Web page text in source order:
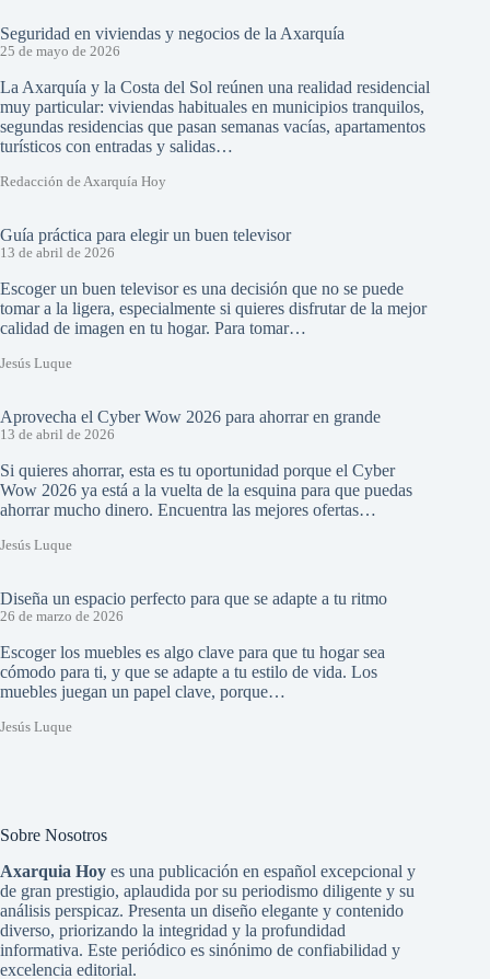
Seguridad en viviendas y negocios de la Axarquía
25 de mayo de 2026
La Axarquía y la Costa del Sol reúnen una realidad residencial
muy particular: viviendas habituales en municipios tranquilos,
segundas residencias que pasan semanas vacías, apartamentos
turísticos con entradas y salidas…
Redacción de Axarquía Hoy
Guía práctica para elegir un buen televisor
13 de abril de 2026
Escoger un buen televisor es una decisión que no se puede
tomar a la ligera, especialmente si quieres disfrutar de la mejor
calidad de imagen en tu hogar. Para tomar…
Jesús Luque
Aprovecha el Cyber Wow 2026 para ahorrar en grande
13 de abril de 2026
Si quieres ahorrar, esta es tu oportunidad porque el Cyber
Wow 2026 ya está a la vuelta de la esquina para que puedas
ahorrar mucho dinero. Encuentra las mejores ofertas…
Jesús Luque
Diseña un espacio perfecto para que se adapte a tu ritmo
26 de marzo de 2026
Escoger los muebles es algo clave para que tu hogar sea
cómodo para ti, y que se adapte a tu estilo de vida. Los
muebles juegan un papel clave, porque…
Jesús Luque
Sobre Nosotros
Axarquia Hoy es una publicación en español excepcional y
de gran prestigio, aplaudida por su periodismo diligente y su
análisis perspicaz. Presenta un diseño elegante y contenido
diverso, priorizando la integridad y la profundidad
informativa. Este periódico es sinónimo de confiabilidad y
excelencia editorial.